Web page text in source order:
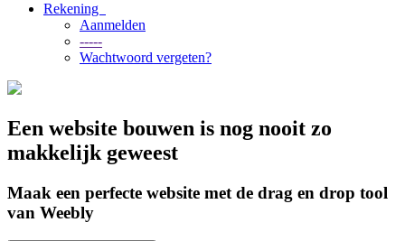
Rekening
Aanmelden
-----
Wachtwoord vergeten?
Een website bouwen is nog nooit zo
makkelijk geweest
Maak een perfecte website met de drag en drop tool
van Weebly